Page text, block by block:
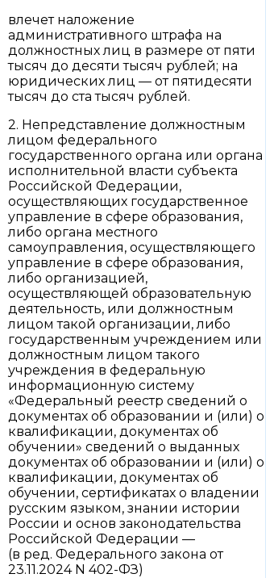
влечет наложение
административного штрафа на
должностных лиц в размере от пяти
тысяч до десяти тысяч рублей; на
юридических лиц — от пятидесяти
тысяч до ста тысяч рублей.
2. Непредставление должностным
лицом федерального
государственного органа или органа
исполнительной власти субъекта
Российской Федерации,
осуществляющих государственное
управление в сфере образования,
либо органа местного
самоуправления, осуществляющего
управление в сфере образования,
либо организацией,
осуществляющей образовательную
деятельность, или должностным
лицом такой организации, либо
государственным учреждением или
должностным лицом такого
учреждения в федеральную
информационную систему
«Федеральный реестр сведений о
документах об образовании и (или) о
квалификации, документах об
обучении» сведений о выданных
документах об образовании и (или) о
квалификации, документах об
обучении, сертификатах о владении
русским языком, знании истории
России и основ законодательства
Российской Федерации —
(в ред. Федерального закона от
23.11.2024 N 402-ФЗ)